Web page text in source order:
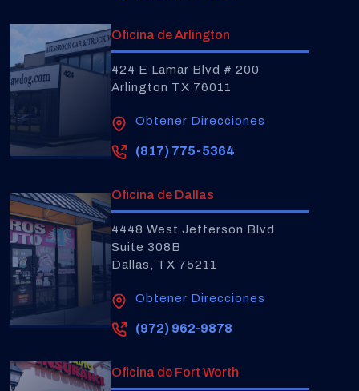
Oficina de Arlington
424 E Lamar Blvd # 200
Arlington TX 76011
Obtener Direcciones
(817) 775-5364
Oficina de Dallas
4448 West Jefferson Blvd
Suite 308B
Dallas, TX 75211
Obtener Direcciones
(972) 962-9878
Oficina de Fort Worth